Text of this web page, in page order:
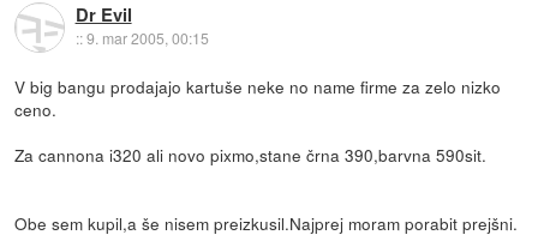
Dr Evil
::9. mar 2005, 00:15
V big bangu prodajajo kartuše neke no name firme za zelo nizko
ceno.
Za cannona i320 ali novo pixmo,stane črna 390,barvna 590sit.
Obe sem kupil,a še nisem preizkusil.Najprej moram porabit prejšni.